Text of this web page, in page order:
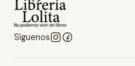
Síguenos